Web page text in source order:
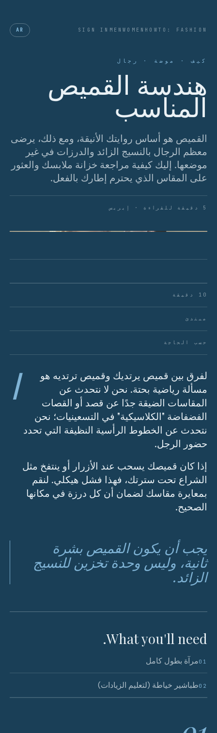
HOWTO: FASHION
WOMEN
MEN
SIGN IN
AR
كيف · موضة · رجال
هندسة القميص
المناسب
القميص هو أساس روايتك الأنيقة، ومع ذلك، يرضى
معظم الرجال بالنسيج الزائد والدرزات في غير
موضعها. إليك كيفية مراجعة خزانة ملابسك والعثور
على المقاس الذي يحترم إطارك بالفعل.
5 دقيقة للقراءة · إيريس
10 دقيقة
مبتدئ
حسب الحاجة
ا
لفرق بين قميص يرتديك وقميص ترتديه هو
مسألة رياضية بحتة. نحن لا نتحدث عن
المقاسات الضيقة جدًا عن قصد أو القصات
الفضفاضة "الكلاسيكية" في التسعينيات؛ نحن
نتحدث عن الخطوط الرأسية النظيفة التي تحدد
حضور الرجل.
إذا كان قميصك يسحب عند الأزرار أو ينتفخ مثل
الشراع تحت سترتك، فهذا فشل هيكلي. لنقم
بمعايرة مقاسك لضمان أن كل درزة في مكانها
الصحيح.
يجب أن يكون القميص بشرة
ثانية، وليس وحدة تخزين للنسيج
الزائد.
What you'll need.
01مرآة بطول كامل
02طباشير خياطة (لتعليم الزيادات)